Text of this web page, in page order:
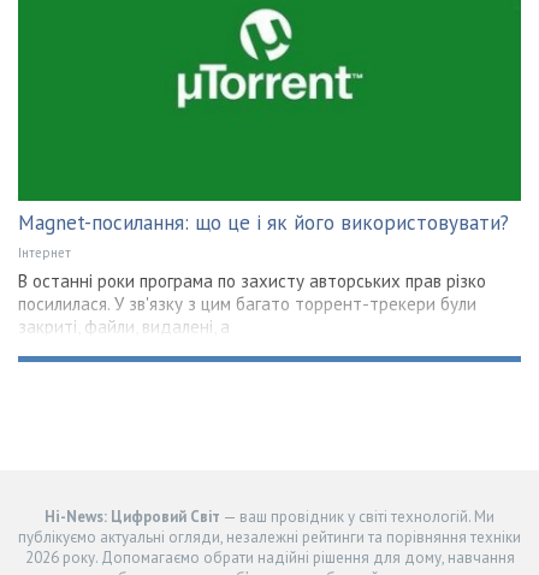
Magnet-посилання: що це і як його використовувати?
Інтернет
В останні роки програма по захисту авторських прав різко
посилилася. У зв'язку з цим багато торрент-трекери були
закриті, файли, видалені, а
Hi-News: Цифровий Світ — ваш провідник у світі технологій. Ми
публікуємо актуальні огляди, незалежні рейтинги та порівняння техніки
2026 року. Допомагаємо обрати надійні рішення для дому, навчання